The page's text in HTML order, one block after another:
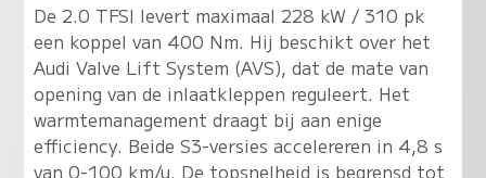
De 2.0 TFSI levert maximaal 228 kW / 310 pk
een koppel van 400 Nm. Hij beschikt over het
Audi Valve Lift System (AVS), dat de mate van
opening van de inlaatkleppen reguleert. Het
warmtemanagement draagt bij aan enige
efficiency. Beide S3-versies accelereren in 4,8 s
van 0-100 km/u. De topsnelheid is begrensd tot